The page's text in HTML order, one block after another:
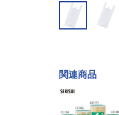
関連商品